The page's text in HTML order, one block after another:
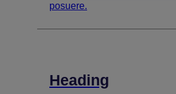
posuere.
Heading